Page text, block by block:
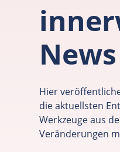
Hier
die aktuellsten
Werkzeuge aus
Veränderungen